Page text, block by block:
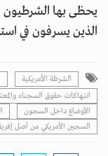
يحظى بها الشرطيون
الذين يسرفون في
الشرطة الأمريكية
انتهاكات حقوق السجناء
الأوضاع داخل السجون
السجين الأمريكي من أصل